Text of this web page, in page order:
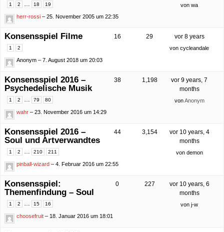
1 2 … 18 19
herr-rossi – 25. November 2005 um 22:35
vonwa
Konsensspiel Filme
1 2
Anonym – 7. August 2018 um 20:03
16 29 vor 8 years
voncycleandale
Konsensspiel 2016 –
Psychedelische Musik
1 2 … 79 80
wahr – 23. November 2016 um 14:29
38 1,198
vor 9 years, 7
months
vonAnonym
Konsensspiel 2016 –
Soul und Artverwandtes
1 2 … 210 211
pinball-wizard – 4. Februar 2016 um 22:55
44 3,154
vor 10 years, 4
months
von demon
Konsensspiel:
Themenfindung – Soul
1 2 … 15 16
choosefruit – 18. Januar 2016 um 18:01
0 227
vor 10 years, 6
months
vonj-w